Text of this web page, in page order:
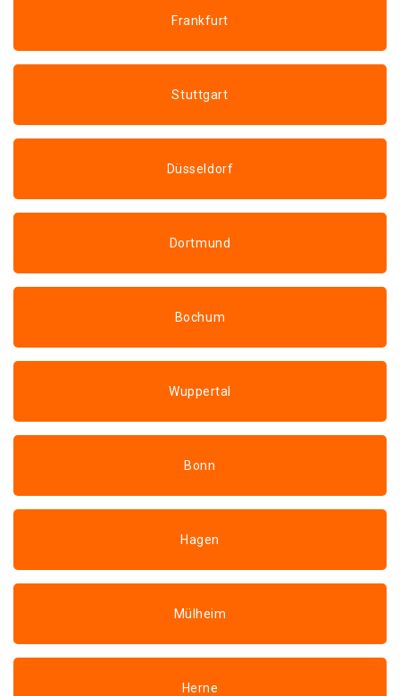
Frankfurt
Stuttgart
Düsseldorf
Dortmund
Bochum
Wuppertal
Bonn
Hagen
Mülheim
Herne